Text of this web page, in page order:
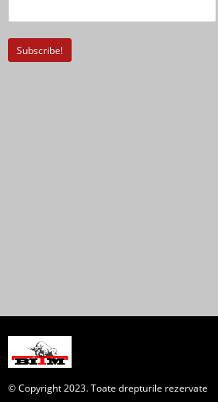
© Copyright 2023. Toate drepturile rezervate